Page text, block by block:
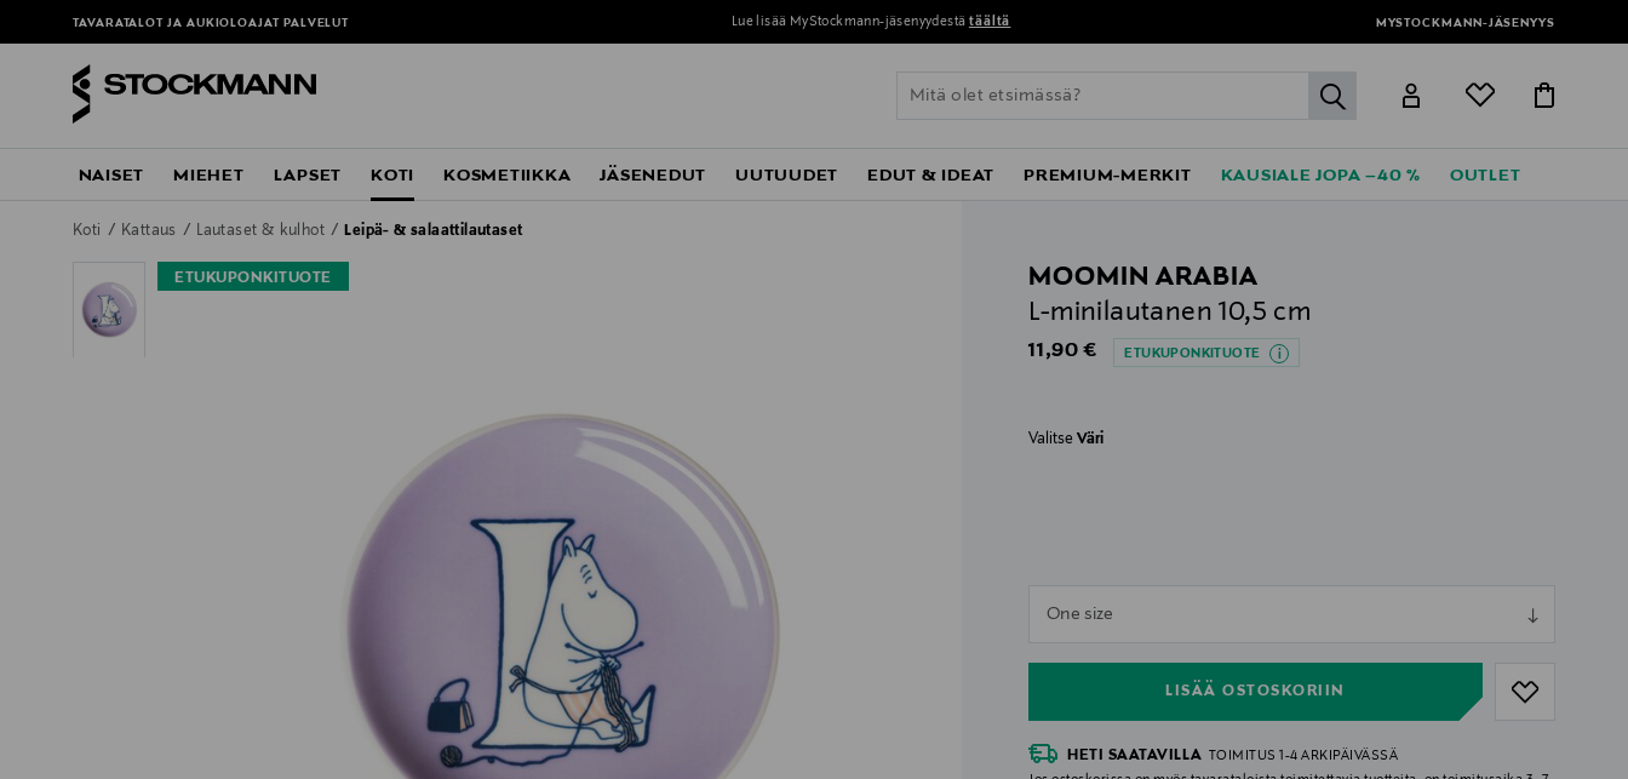
TAVARATALOT JA AUKIOLOAJAT PALVELUT Lue lisää MyStockmann-jäsenyydestä täältä MYSTOCKMANN-JÄSENYYS
label.header.go
NAISET MIEHET LAPSET KOTI KOSMETIIKKA JÄSENEDUT UUTUUDET EDUT & IDEAT PREMIUM-MERKIT KAUSIALE JOPA –40 % OUTLET
Koti Kattaus Lautaset & kulhot Leipä- & salaattilautaset
ETUKUPONKITUOTE
MOOMIN ARABIA
L-minilautanen 10,5 cm
Original Price
11,90 € ETUKUPONKITUOTE
ValitseVäri
One size
LISÄÄ OSTOSKORIIN
null
HETI SAATAVILLA
TOIMITUS 1-4 ARKIPÄIVÄSSÄ